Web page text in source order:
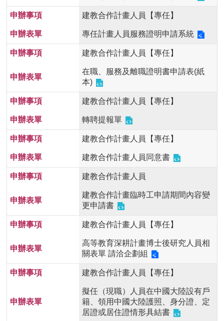
建教合作計畫人員【專任】
專任計畫人員服務證明申請系統
建教合作計畫人員【專任】
在職、服務及離職證明書申請表(紙
本)
建教合作計畫人員【專任】
轉聘提報單
建教合作計畫人員【專任】
建教合作計畫人員同意書
建教合作計畫人員
建教合作計畫臨時工申請期間內容變
更申請書
建教合作計畫人員【專任】
高等教育深耕計畫博士後研究人員相
關表單 請洽企劃組
建教合作計畫人員【專任】
擬任（現職）人員在中國大陸設有戶
籍、領用中國大陸護照、身分證、定
居證或居住證情形具結書